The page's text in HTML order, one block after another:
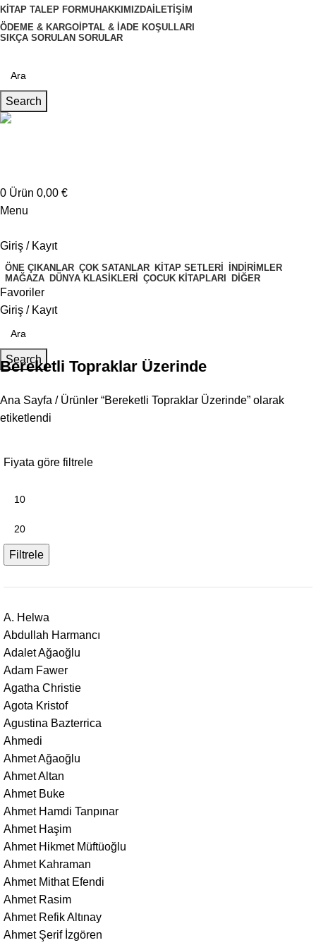
KITAP TALEP FORMUHAKKIMIZDA İLETIŞIM
ÖDEME & KARGO İPTAL & İADE KOŞULLARI
SIKÇA SORULAN SORULAR
Search
0 Ürün 0,00 €
Menu
Giriş / Kayıt
ÖNE ÇIKANLAR ÇOK SATANLAR KITAP SETLERI İNDIRIMLER
MAĞAZA DÜNYA KLASIKLERI ÇOCUK KITAPLARI DIĞER
Favoriler
Giriş / Kayıt
Search
Bereketli Topraklar Üzerinde
Ana Sayfa
Ürünler “Bereketli Topraklar Üzerinde” olarak
etiketlendi
Fiyata göre filtrele
Filtrele
A. Helwa
Abdullah Harmancı
Adalet Ağaoğlu
Adam Fawer
Agatha Christie
Agota Kristof
Agustina Bazterrica
Ahmedi
Ahmet Ağaoğlu
Ahmet Altan
Ahmet Buke
Ahmet Hamdi Tanpınar
Ahmet Haşim
Ahmet Hikmet Müftüoğlu
Ahmet Kahraman
Ahmet Mithat Efendi
Ahmet Rasim
Ahmet Refik Altınay
Ahmet Şerif İzgören